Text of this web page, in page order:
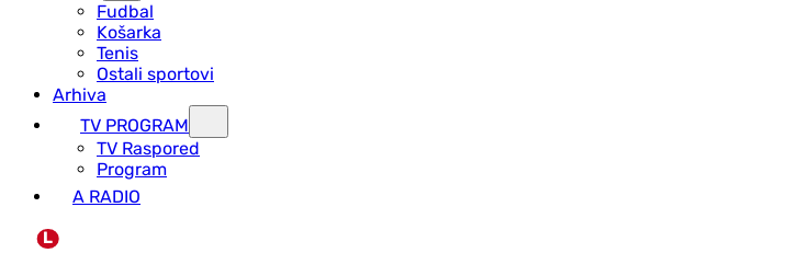
Fudbal
Košarka
Tenis
Ostali sportovi
Arhiva
TV PROGRAM
ТV Raspored
Program
A RADIO
L